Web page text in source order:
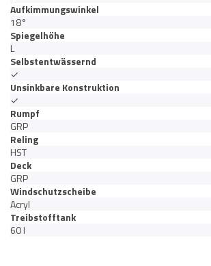
Aufkimmungswinkel
18°
Spiegelhöhe
L
Selbstentwässernd
✓
Unsinkbare Konstruktion
✓
Rumpf
GRP
Reling
HST
Deck
GRP
Windschutzscheibe
Acryl
Treibstofftank
60 l